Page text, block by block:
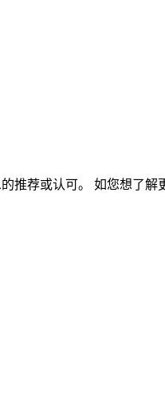
推荐或认可。 如您想了解